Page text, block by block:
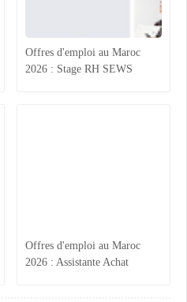
Offres d'emploi au Maroc
2026 : Stage RH SEWS
Offres d'emploi au Maroc
2026 : Assistante Achat